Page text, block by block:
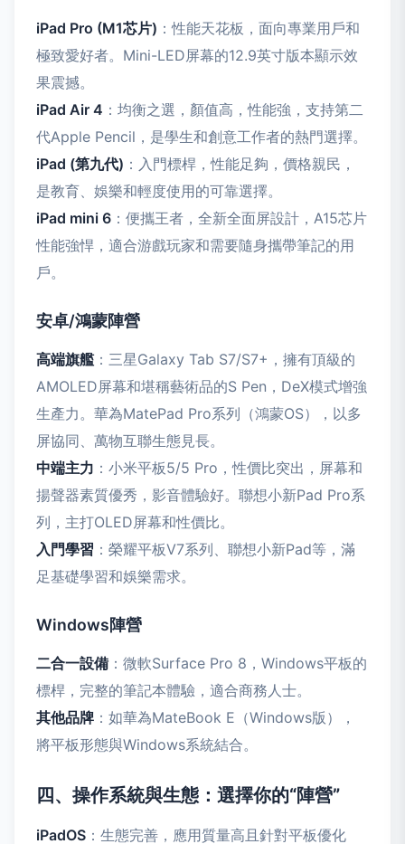
iPad Pro (M1芯片) ：性能天花板，面向專業用戶和
極致愛好者。Mini-LED屏幕的12.9英寸版本顯示效
果震撼。
iPad Air 4 ：均衡之選，顏值高，性能強，支持第二
代Apple Pencil，是學生和創意工作者的熱門選擇。
iPad (第九代) ：入門標桿，性能足夠，價格親民，
是教育、娛樂和輕度使用的可靠選擇。
iPad mini 6 ：便攜王者，全新全面屏設計，A15芯片
性能強悍，適合游戲玩家和需要隨身攜帶筆記的用
戶。
安卓/鴻蒙陣營
高端旗艦：三星Galaxy Tab S7/S7+，擁有頂級的
AMOLED屏幕和堪稱藝術品的S Pen，DeX模式增強
生產力。華為MatePad Pro系列（鴻蒙OS），以多
屏協同、萬物互聯生態見長。
中端主力 ：小米平板5/5 Pro，性價比突出，屏幕和
揚聲器素質優秀，影音體驗好。聯想小新Pad Pro系
列，主打OLED屏幕和性價比。
入門學習 ：榮耀平板V7系列、聯想小新Pad等，滿
足基礎學習和娛樂需求。
Windows陣營
二合一設備 ：微軟Surface Pro 8，Windows平板的
標桿，完整的筆記本體驗，適合商務人士。
其他品牌 ：如華為MateBook E（Windows版），
將平板形態與Windows系統結合。
四、操作系統與生態：選擇你的“陣營”
iPadOS ：生態完善，應用質量高且針對平板優化